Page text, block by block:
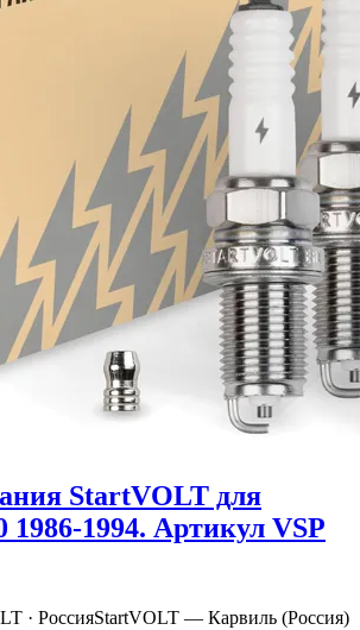
StartVOLT для
1994. Артикул VSP
· РоссияStartVOLT — Карвиль (Россия)